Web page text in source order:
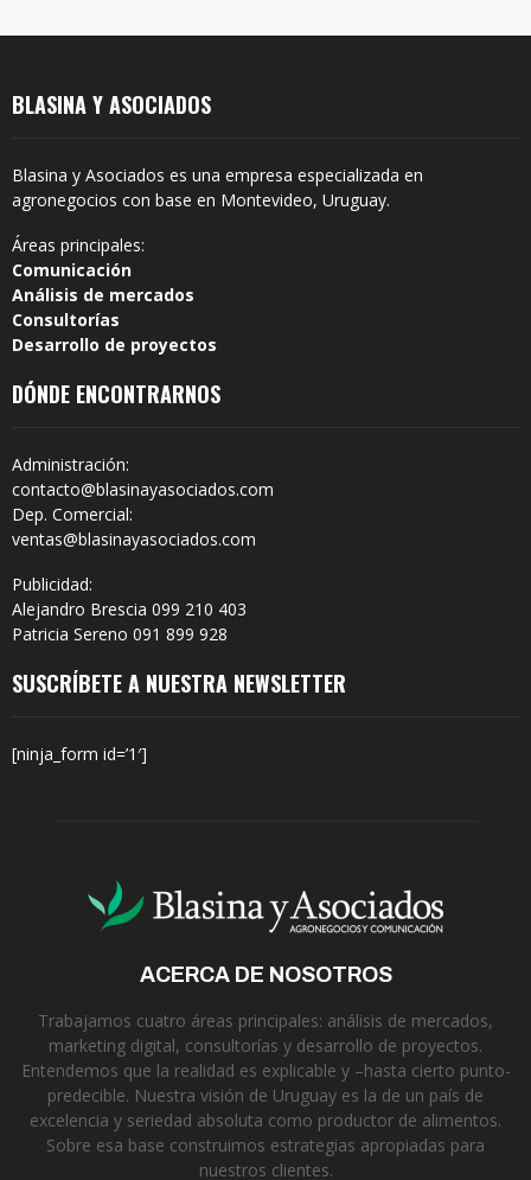
BLASINA Y ASOCIADOS
Blasina y Asociados es una empresa especializada en
agronegocios con base en Montevideo, Uruguay.
Áreas principales:
Comunicación
Análisis de mercados
Consultorías
Desarrollo de proyectos
DÓNDE ENCONTRARNOS
Administración:
contacto@blasinayasociados.com
Dep. Comercial:
ventas@blasinayasociados.com
Publicidad:
Alejandro Brescia 099 210 403
Patricia Sereno 091 899 928
SUSCRÍBETE A NUESTRA NEWSLETTER
[ninja_form id=’1′]
ACERCA DE NOSOTROS
Trabajamos cuatro áreas principales: análisis de mercados,
marketing digital, consultorías y desarrollo de proyectos.
Entendemos que la realidad es explicable y –hasta cierto punto-
predecible. Nuestra visión de Uruguay es la de un país de
excelencia y seriedad absoluta como productor de alimentos.
Sobre esa base construimos estrategias apropiadas para
nuestros clientes.